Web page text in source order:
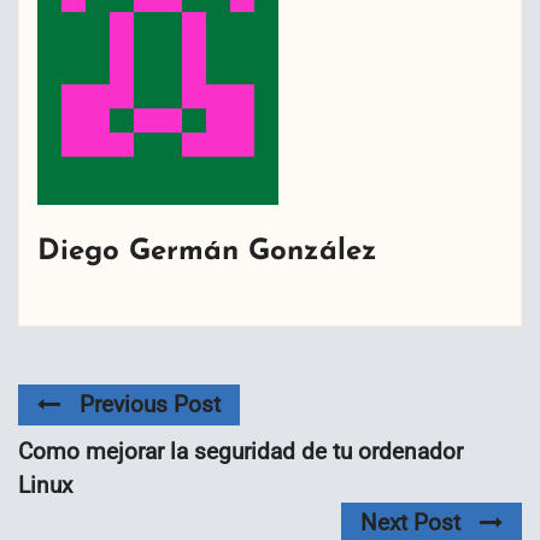
Diego Germán González
Previous Post
Como mejorar la seguridad de tu ordenador
Linux
Next Post